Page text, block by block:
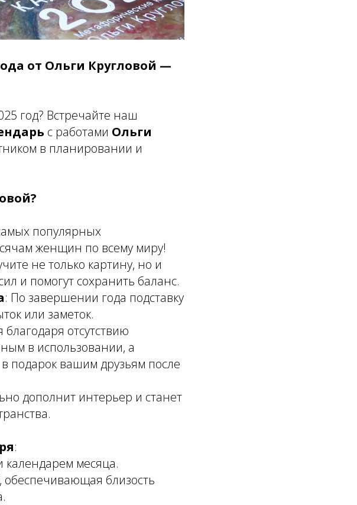
от Ольги Кругловой —
год? Встречайте наш
с работами Ольги
в планировании и
популярных
женщин по всему миру!
не только картину, но и
и помогут сохранить баланс.
: По завершении года подставку
или заметок.
отсутствию
в использовании, а
подарок вашим друзьям после
дополнит интерьер и станет
:
календарем месяца.
обеспечивающая близость